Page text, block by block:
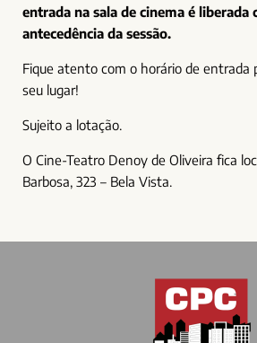
entrada na sala de cinema é
antecedência da sessão.
Fique atento com o horário de entrada
seu lugar!
Sujeito a lotação.
O Cine-Teatro Denoy de Oliveira fica
Barbosa, 323 – Bela Vista.